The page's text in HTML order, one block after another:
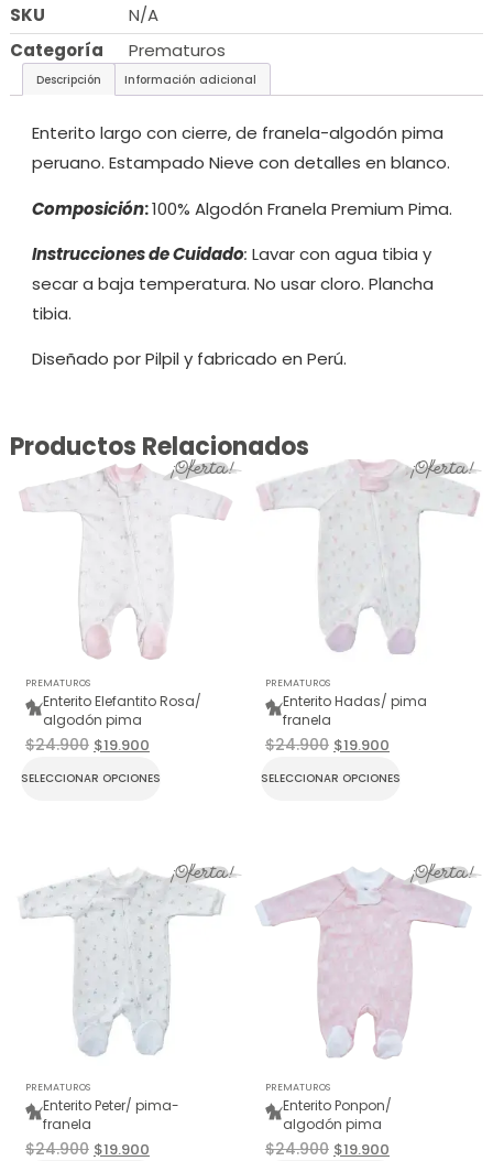
SKU
N/A
Categoría
Prematuros
Descripción Información adicional
Enterito largo con cierre, de franela-algodón pima
peruano. Estampado Nieve con detalles en blanco.
Composición:100% Algodón Franela Premium Pima.
Instrucciones de Cuidado: Lavar con agua tibia y
secar a baja temperatura. No usar cloro. Plancha
tibia.
Diseñado por Pilpil y fabricado en Perú.
Productos Relacionados
¡Oferta!
PREMATUROS
Enterito Elefantito Rosa/
algodón pima
$24.900 $19.900
SELECCIONAR OPCIONES
¡Oferta!
PREMATUROS
Enterito Hadas/ pima
franela
$24.900 $19.900
SELECCIONAR OPCIONES
¡Oferta!
PREMATUROS
Enterito Peter/ pima-
franela
$24.900 $19.900
¡Oferta!
PREMATUROS
Enterito Ponpon/
algodón pima
$24.900 $19.900